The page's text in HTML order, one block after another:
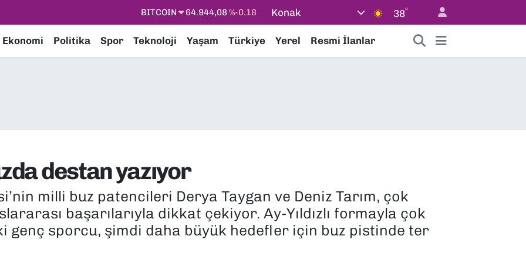
DOLAR 47,7436%0.18
STERLİN
64,4811%0.38
Konak 38°
Ekonomi Politika Spor Teknoloji Yaşam Türkiye Yerel Resmi İlanlar
destan yazıyor
milli buz patencileri Derya Taygan ve Deniz Tarım, çok
başarılarıyla dikkat çekiyor. Ay-Yıldızlı formayla çok
genç sporcu, şimdi daha büyük hedefler için buz pistinde ter